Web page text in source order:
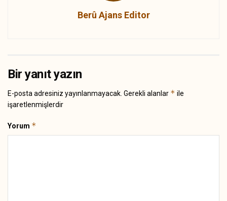
Berû Ajans Editor
Bir yanıt yazın
E-posta adresiniz yayınlanmayacak. Gerekli alanlar * ile
işaretlenmişlerdir
Yorum *